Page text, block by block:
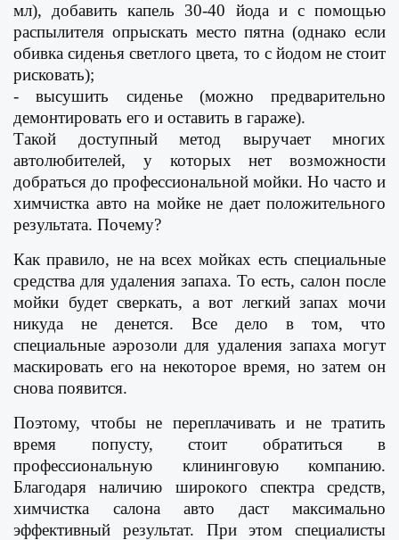
мл), добавить капель 30-40 йода и с помощью
распылителя опрыскать место пятна (однако если
обивка сиденья светлого цвета, то с йодом не стоит
рисковать);
- высушить сиденье (можно предварительно
демонтировать его и оставить в гараже).
Такой доступный метод выручает многих
автолюбителей, у которых нет возможности
добраться до профессиональной мойки. Но часто и
химчистка авто на мойке не дает положительного
результата. Почему?
Как правило, не на всех мойках есть специальные
средства для удаления запаха. То есть, салон после
мойки будет сверкать, а вот легкий запах мочи
никуда не денется. Все дело в том, что
специальные аэрозоли для удаления запаха могут
маскировать его на некоторое время, но затем он
снова появится.
Поэтому, чтобы не переплачивать и не тратить
время попусту, стоит обратиться в
профессиональную клининговую компанию.
Благодаря наличию широкого спектра средств,
химчистка салона авто даст максимально
эффективный результат. При этом специалисты